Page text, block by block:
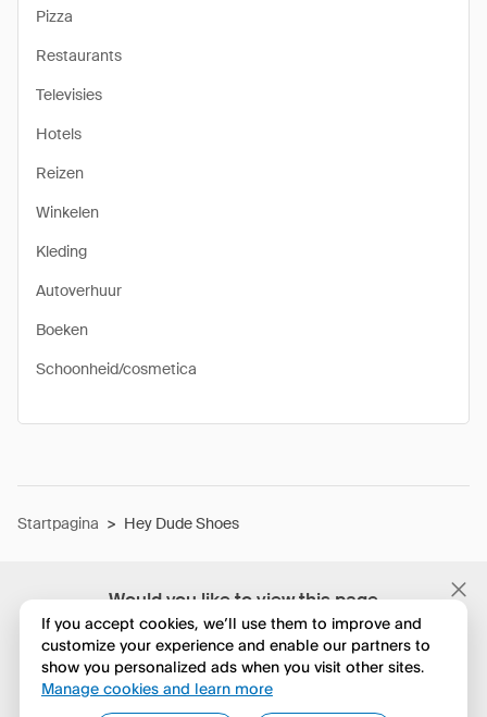
Would you like to view this page
in English?
Nee, huidige instelling behouden
Pizza
Restaurants
Televisies
Hotels
Reizen
Winkelen
Kleding
Autoverhuur
Boeken
Schoonheid/cosmetica
Startpagina > Hey Dude Shoes
If you accept cookies, we’ll use them to improve and
customize your experience and enable our partners to
show you personalized ads when you visit other sites.
Manage cookies and learn more